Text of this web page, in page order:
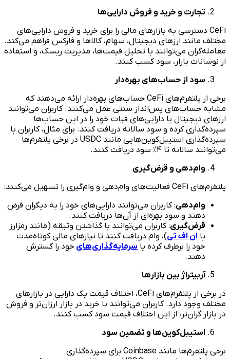
تجارت و خرید و فروش دارایی‌ها
CeFi دسترسی به بازارهای مالی را برای خرید و فروش دارایی‌های
مختلف مانند ارزهای دیجیتال، سهام، کالاها و فارکس فراهم می‌کند.
معامله‌گران می‌توانند با تحلیل قیمت‌ها، مدیریت ریسک، و استفاده
از نوسانات بازار، سود کسب کنند.
سود از حساب‌های بهره‌دار
برخی از پلتفرم‌های CeFi حساب‌های بهره‌دار ارائه می‌دهند که
مشابه حساب‌های پس‌انداز سنتی عمل می‌کنند. کاربران می‌توانند
ارزهای دیجیتال یا دارایی‌های فیات خود را در این حساب‌ها
سپرده‌گذاری کرده و سود سالانه دریافت کنند. برای مثال، کاربران با
سپرده‌گذاری استیبل‌کوین‌هایی مانند USDC در برخی پلتفرم‌ها
می‌توانند سالانه تا ۴٪ سود دریافت کنند.
وام‌دهی و قرض‌گیری
پلتفرم‌های CeFi فعالیت‌های وام‌دهی و وام‌گیری را تسهیل می‌کنند:
وام‌دهی: کاربران می‌توانند دارایی‌های خود را به دیگران قرض
دهند و سود بهره‌ای از آن‌ها دریافت کنند.
قرض‌گیری: کاربران می‌توانند با گذاشتن وثیقه (مانند رمزارز
یا ان اف تی)، وام دریافت کنند تا نیازهای مالی کوتاه‌مدت
خود را برطرف کرده یا سرمایه‌گذاری‌های خود را گسترش
دهند.
آربیتراژ بین بازارها
در برخی از پلتفرم‌های CeFi، اختلاف قیمت یک دارایی در بازارهای
مختلف وجود دارد. کاربران می‌توانند با خرید در بازار ارزان‌تر و فروش
در بازار گران‌تر، از این اختلاف قیمت سود کسب کنند.
استیبل‌کوین‌ها و تضمین سود
برخی پلتفرم‌ها مانند Coinbase برای سپرده‌گذاری